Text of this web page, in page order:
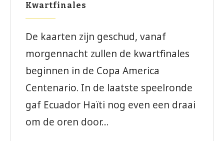
Kwartfinales
De kaarten zijn geschud, vanaf
morgennacht zullen de kwartfinales
beginnen in de Copa America
Centenario. In de laatste speelronde
gaf Ecuador Haïti nog even een draai
om de oren door…